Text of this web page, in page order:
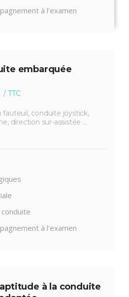
à l'examen
embarquée
/ TTC
fauteuil, conduite joystick,
direction sur-assistée ...
à l'examen
à la conduite